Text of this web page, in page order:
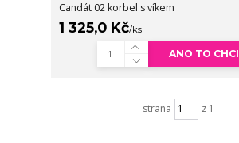
Candát 02 korbel s víkem
1 325,0 Kč/ks
ANO TO CHCI
strana z 1